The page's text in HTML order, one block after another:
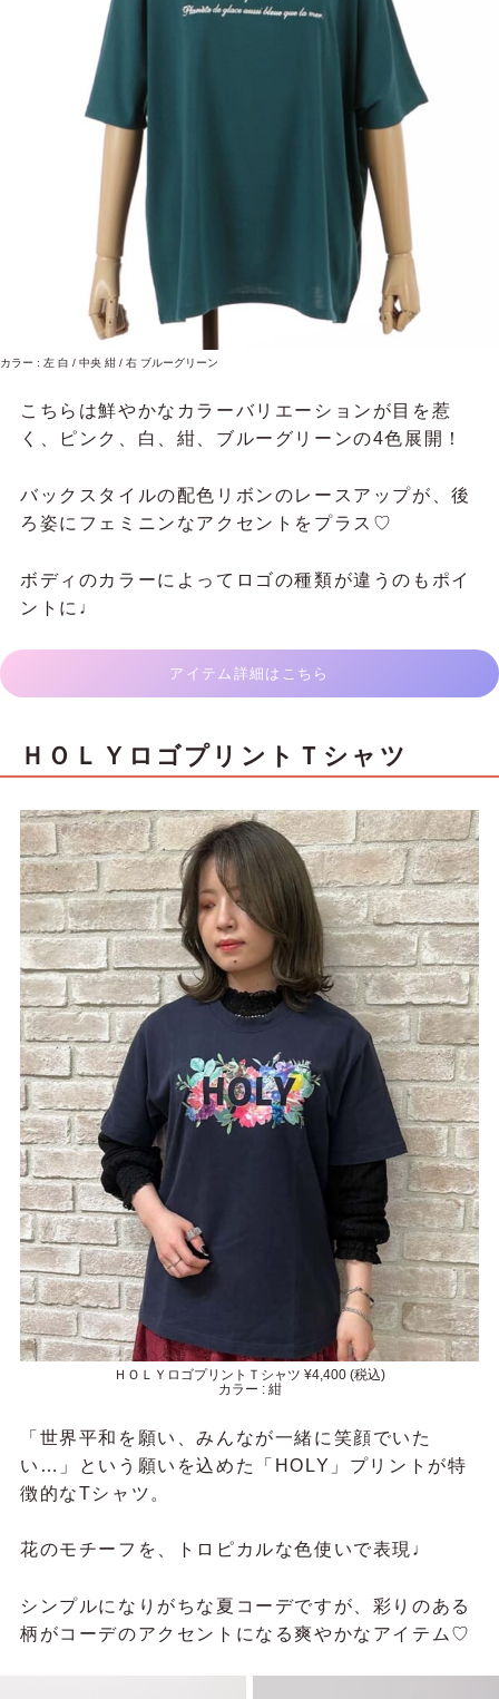
カラー : 左 白 / 中央 紺 / 右 ブルーグリーン
こちらは鮮やかなカラーバリエーションが 目を惹
く、ピンク、白、紺、ブルーグリーンの4色展開！
バックスタイルの配色リボンのレースアップが、後
ろ姿にフェミニンなアクセントをプラス♡
ボディのカラーによってロゴの種類が違うのもポイ
ントに♩
アイテム詳細はこちら
ＨＯＬＹロゴプリントＴシャツ
ＨＯＬＹロゴプリントＴシャツ ¥4,400 (税込)
カラー : 紺
「世界平和を願い、みんなが一緒に笑顔でいた
い…」という願いを込めた「HOLY」プリントが特
徴的なTシャツ。
花のモチーフを、トロピカルな色使いで表現♩
シンプルになりがちな夏コーデですが、彩りのある
柄がコーデのアクセントになる爽やかなアイテム♡